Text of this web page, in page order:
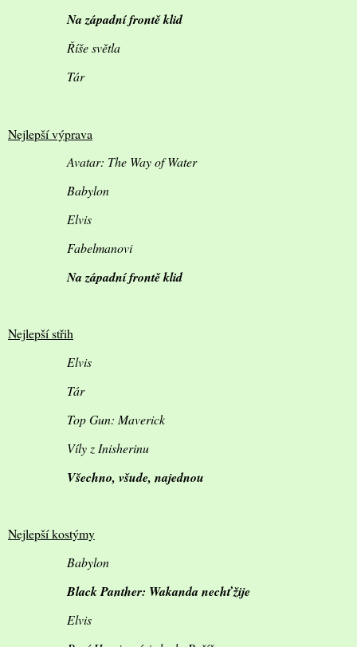
Na západní frontě klid
Říše světla
Tár
Nejlepší výprava
Avatar: The Way of Water
Babylon
Elvis
Fabelmanovi
Na západní frontě klid
Nejlepší střih
Elvis
Tár
Top Gun: Maverick
Víly z Inisherinu
Všechno, všude, najednou
Nejlepší kostýmy
Babylon
Black Panther: Wakanda nechť žije
Elvis